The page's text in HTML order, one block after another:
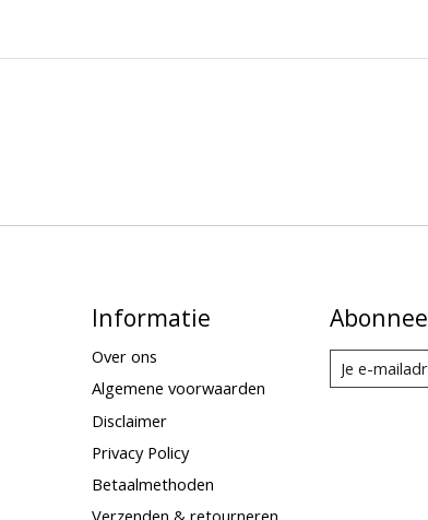
Informatie
Over ons
Algemene voorwaarden
Disclaimer
Privacy Policy
Betaalmethoden
Verzenden & retourneren